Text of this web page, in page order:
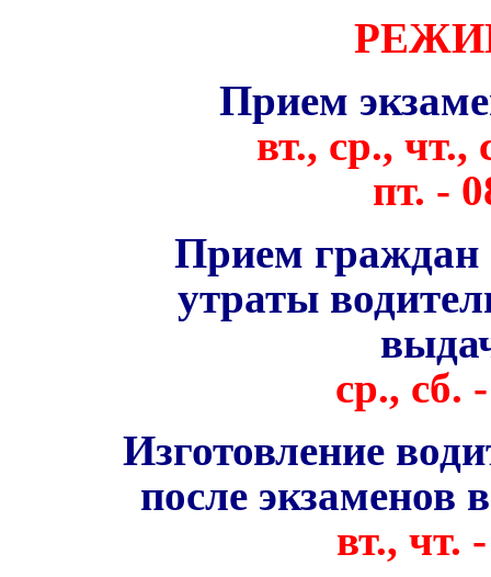
Прием
вт., ср.,
пт. -
Прием граждан
утраты
ср., сб. -
Изготовление
после
вт., чт.